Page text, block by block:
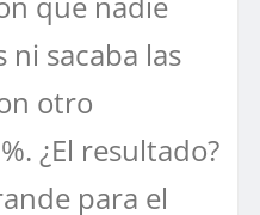
sacaba las
otro
¿El resultado?
para el